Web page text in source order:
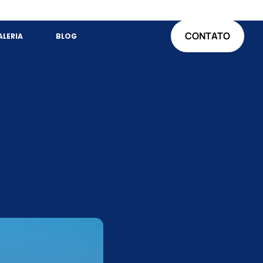
BLOG CONTATO